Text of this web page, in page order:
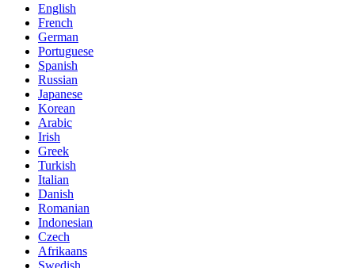
English
French
German
Portuguese
Spanish
Russian
Japanese
Korean
Arabic
Irish
Greek
Turkish
Italian
Danish
Romanian
Indonesian
Czech
Afrikaans
Swedish